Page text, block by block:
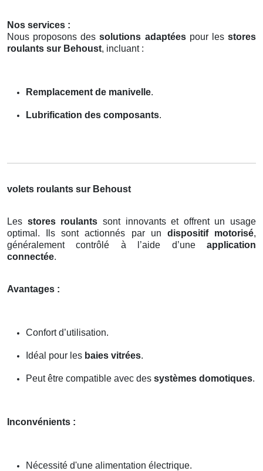
Nos services :
Nous proposons dessolutions adaptéespour lesstores
roulants sur Behoust, incluant :
Remplacement de manivelle.
Lubrification des composants.
volets roulants sur Behoust
Les stores roulants sont innovants et offrent un usage
optimal. Ils sont actionnés par un dispositif motorisé,
généralement contrôlé à l’aide d’une application
connectée.
Avantages :
Confort d’utilisation.
Idéal pour les baies vitrées.
Peut être compatible avec des systèmes domotiques.
Inconvénients :
Nécessité d'une alimentation électrique.